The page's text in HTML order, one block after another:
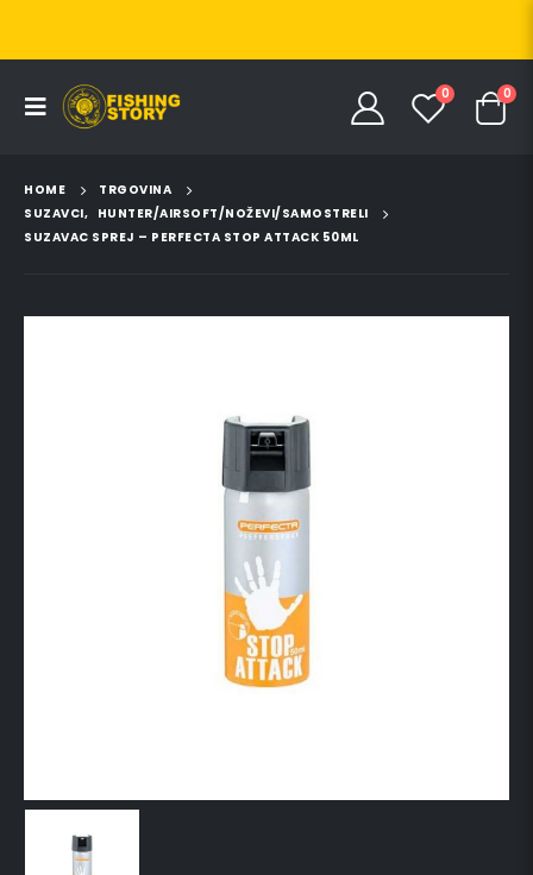
0 0
HOME
TRGOVINA
SUZAVCI, HUNTER/AIRSOFT/NOŽEVI/SAMOSTRELI
SUZAVAC SPREJ – PERFECTA STOP ATTACK 50ML